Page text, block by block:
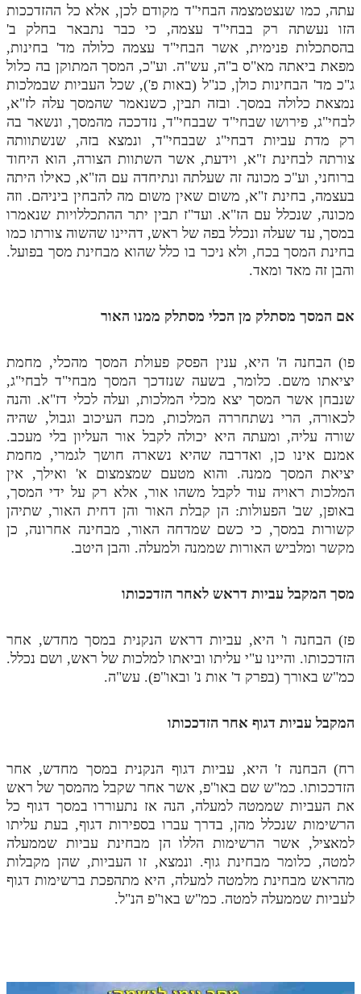
עתה, כמו שנצטמצמה הבחי"ד מקודם לכן, אלא כל ההזדככות
הזו נעשתה רק בבחי"ד עצמה, כי כבר נתבאר בחלק ב'
בהסתכלות פנימית, אשר הבחי"ד עצמה כלולה מד' בחינות,
מפאת ביאתה מא"ס ב"ה, עש"ה. וע"כ, המסך המתוקן בה כלול
ג"כ מד' הבחינות כולן, כנ"ל (באות פ'), שכל העביות שבמלכות
נמצאת כלולה במסך. ובזה תבין, כשנאמר שהמסך עלה לז"א,
לבחי"ג, פירושו שבחי"ד שבבחי"ד, נזדככה מהמסך, ונשאר בה
רק מדת עביות דבחי"ג שבבחי"ד, ונמצא בזה, שנשתוותה
צורתה לבחינת ז"א, וידעת, אשר השתוות הצורה, הוא היחוד
ברוחני, וע"כ מכונה זה שעלתה ונתיחדה עם הז"א, כאילו היתה
בעצמה, בחינת ז"א, משום שאין משום מה להבחין ביניהם. וזה
מכונה, שנכלל עם הז"א. ועד"ז תבין יתר ההתכללויות שנאמרו
במסך, עד שעלה ונכלל בפה של ראש, דהיינו שהשוה צורתו כמו
בחינת המסך בכח, ולא ניכר בו כלל שהוא מבחינת מסך בפועל.
והבן זה מאד ומאד.
אם המסך מסתלק מן הכלי מסתלק ממנו האור
פו) הבחנה ה' היא, ענין הפסק פעולת המסך מהכלי, מחמת
יציאתו משם. כלומר, בשעה שנזדכך המסך מבחי"ד לבחי"ג,
שנבחן אשר המסך יצא מכלי המלכות, ועלה לכלי דז"א. והנה
לכאורה, הרי נשתחררה המלכות, מכח העיכוב וגבול, שהיה
שורה עליה, ומעתה היא יכולה לקבל אור העליון בלי מעכב.
אמנם אינו כן, ואדרבה שהיא נשארה חושך לגמרי, מחמת
יציאת המסך ממנה. והוא מטעם שמצמצום א' ואילך, אין
המלכות ראויה עוד לקבל משהו אור, אלא רק על ידי המסך,
באופן, שב' הפעולות: הן קבלת האור והן דחית האור, שתיהן
קשורות במסך, כי כשם שמדחה האור, מבחינה אחרונה, כן
מקשר ומלביש האורות שממנה ולמעלה. והבן היטב.
מסך המקבל עביות דראש לאחר הזדככותו
פז) הבחנה ו' היא, עביות דראש הנקנית במסך מחדש, אחר
הזדככותו. והיינו ע"י עליתו וביאתו למלכות של ראש, ושם נכלל.
כמ"ש באורך (בפרק ד' אות נ' ובאו"פ). עש"ה.
המקבל עביות דגוף אחר הזדככותו
רח) הבחנה ז' היא, עביות דגוף הנקנית במסך מחדש, אחר
הזדככותו. כמ"ש שם באו"פ, אשר אחר שקבל מהמסך של ראש
את העביות שממטה למעלה, הנה אז נתעוררו במסך דגוף כל
הרשימות שנכלל מהן, בדרך עברו בספירות דגוף, בעת עליתו
למאציל, אשר הרשימות הללו הן מבחינת עביות שממעלה
למטה, כלומר מבחינת גוף. ונמצא, זו העביות, שהן מקבלות
מהראש מבחינת מלמטה למעלה, היא מתהפכת ברשימות דגוף
לעביות שממעלה למטה. כמ"ש באו"פ הנ"ל.